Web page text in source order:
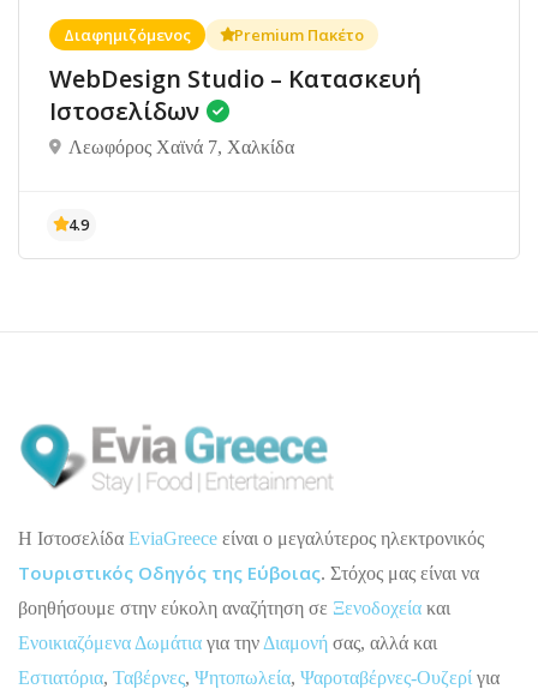
Διαφημιζόμενος Premium Πακέτο
WebDesign Studio – Κατασκευή
Ιστοσελίδων
Λεωφόρος Χαϊνά 7, Χαλκίδα
H Ιστοσελίδα EviaGreece είναι ο μεγαλύτερος ηλεκτρονικός
Τουριστικός Οδηγός της Εύβοιας. Στόχος μας είναι να
βοηθήσουμε στην εύκολη αναζήτηση σε Ξενοδοχεία και
Ενοικιαζόμενα Δωμάτια για την Διαμονή σας, αλλά και
Εστιατόρια, Ταβέρνες, Ψητοπωλεία, Ψαροταβέρνες-Ουζερί για